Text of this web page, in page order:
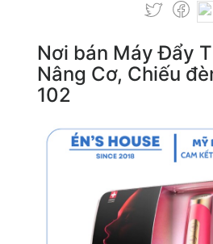
Nơi bán Máy Đẩy
Nâng Cơ, Chiếu
102